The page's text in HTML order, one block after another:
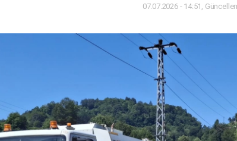
07.07.2026 - 14:51,